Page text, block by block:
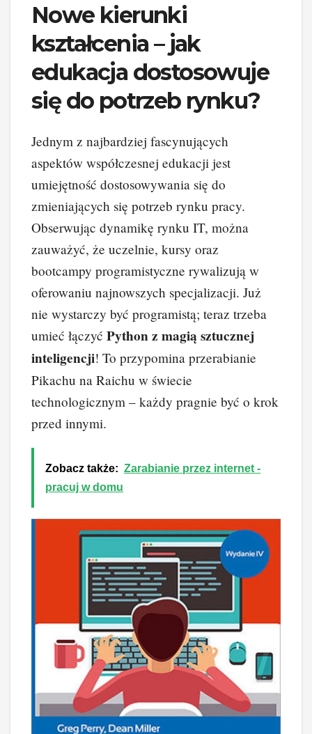
Nowe kierunki
kształcenia – jak
edukacja dostosowuje
się do potrzeb rynku?
Jednym z najbardziej fascynujących
aspektów współczesnej edukacji jest
umiejętność dostosowywania się do
zmieniających się potrzeb rynku pracy.
Obserwując dynamikę rynku IT, można
zauważyć, że uczelnie, kursy oraz
bootcampy programistyczne rywalizują w
oferowaniu najnowszych specjalizacji. Już
nie wystarczy być programistą; teraz trzeba
umieć łączyć Python z magią sztucznej
inteligencji! To przypomina przerabianie
Pikachu na Raichu w świecie
technologicznym – każdy pragnie być o krok
przed innymi.
Zobacz także: Zarabianie przez internet -
pracuj w domu